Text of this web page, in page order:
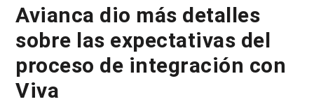
Avianca dio más detalles
sobre las expectativas del
proceso de integración con
Viva